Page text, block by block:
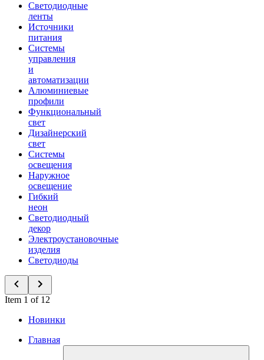
Светодиодные
ленты
Источники
питания
Системы
управления
и
автоматизации
Алюминиевые
профили
Функциональный
свет
Дизайнерский
свет
Системы
освещения
Наружное
освещение
Гибкий
неон
Светодиодный
декор
Электроустановочные
изделия
Светодиоды
Item 1 of 12
Новинки
Главная